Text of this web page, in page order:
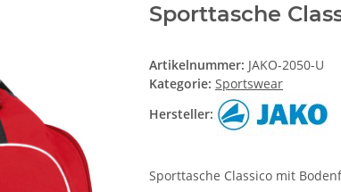
Sporttasche
Artikelnummer: JAKO-2050-U
Kategorie: Sportswear
Hersteller:
Sporttasche Classico mit